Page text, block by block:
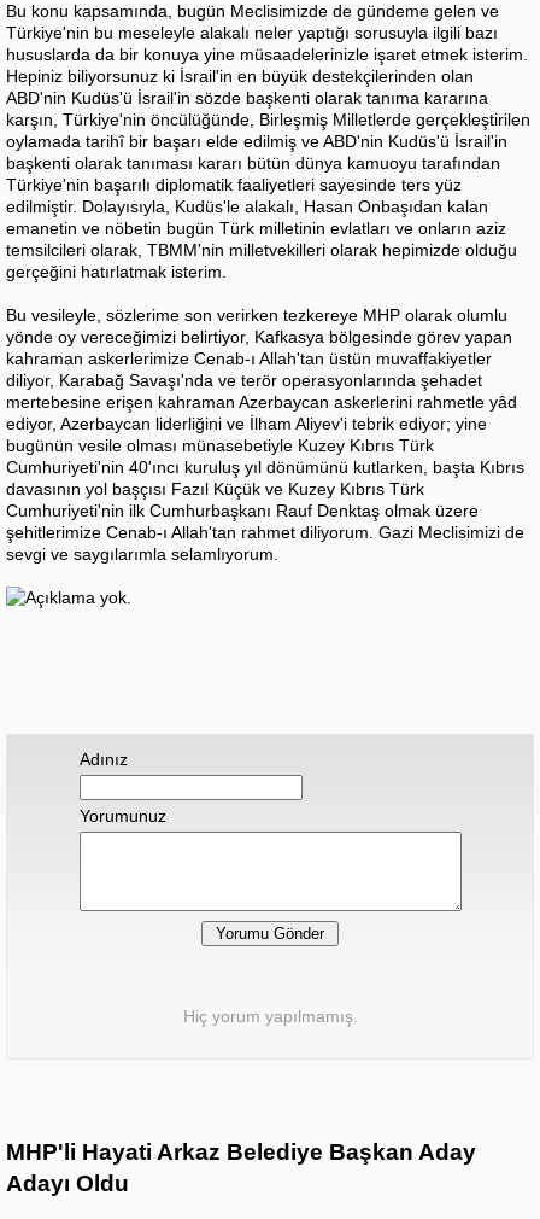
Bu konu kapsamında, bugün Meclisimizde de gündeme gelen ve
Türkiye'nin bu meseleyle alakalı neler yaptığı sorusuyla ilgili bazı
hususlarda da bir konuya yine müsaadelerinizle işaret etmek isterim.
Hepiniz biliyorsunuz ki İsrail'in en büyük destekçilerinden olan
ABD'nin Kudüs'ü İsrail'in sözde başkenti olarak tanıma kararına
karşın, Türkiye'nin öncülüğünde, Birleşmiş Milletlerde gerçekleştirilen
oylamada tarihî bir başarı elde edilmiş ve ABD'nin Kudüs'ü İsrail'in
başkenti olarak tanıması kararı bütün dünya kamuoyu tarafından
Türkiye'nin başarılı diplomatik faaliyetleri sayesinde ters yüz
edilmiştir. Dolayısıyla, Kudüs'le alakalı, Hasan Onbaşıdan kalan
emanetin ve nöbetin bugün Türk milletinin evlatları ve onların aziz
temsilcileri olarak, TBMM'nin milletvekilleri olarak hepimizde olduğu
gerçeğini hatırlatmak isterim.
Bu vesileyle, sözlerime son verirken tezkereye MHP olarak olumlu
yönde oy vereceğimizi belirtiyor, Kafkasya bölgesinde görev yapan
kahraman askerlerimize Cenab-ı Allah'tan üstün muvaffakiyetler
diliyor, Karabağ Savaşı'nda ve terör operasyonlarında şehadet
mertebesine erişen kahraman Azerbaycan askerlerini rahmetle yâd
ediyor, Azerbaycan liderliğini ve İlham Aliyev'i tebrik ediyor; yine
bugünün vesile olması münasebetiyle Kuzey Kıbrıs Türk
Cumhuriyeti'nin 40'ıncı kuruluş yıl dönümünü kutlarken, başta Kıbrıs
davasının yol başçısı Fazıl Küçük ve Kuzey Kıbrıs Türk
Cumhuriyeti'nin ilk Cumhurbaşkanı Rauf Denktaş olmak üzere
şehitlerimize Cenab-ı Allah'tan rahmet diliyorum. Gazi Meclisimizi de
sevgi ve saygılarımla selamlıyorum.
Adınız
Yorumunuz
Hiç yorum yapılmamış.
MHP'li Hayati Arkaz Belediye Başkan Aday
Adayı Oldu